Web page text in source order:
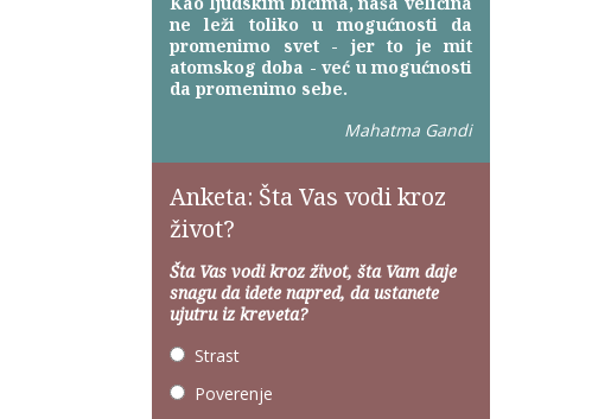
ne leži toliko u mogućnosti da
promenimo svet - jer to je mit
atomskog doba - već u mogućnosti
da promenimo sebe.
Mahatma Gandi
Anketa: Šta Vas vodi kroz
život?
Šta Vas vodi kroz život, šta Vam daje
snagu da idete napred, da ustanete
ujutru iz kreveta?
Strast
Poverenje